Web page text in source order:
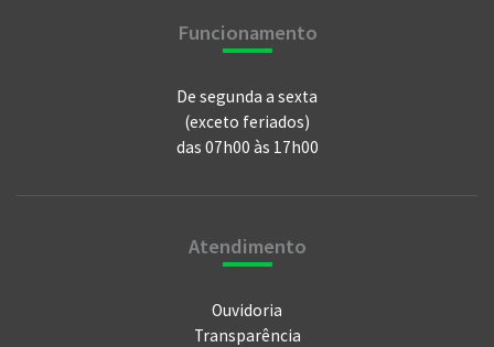
Funcionamento
De segunda a sexta
(exceto feriados)
das 07h00 às 17h00
Atendimento
Ouvidoria
Transparência